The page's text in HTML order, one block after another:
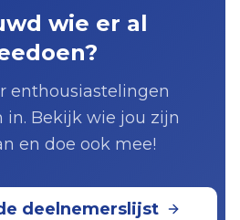
wie er al
enthousiastelingen
in. Bekijk wie jou zijn
en doe ook mee!
deelnemerslijst